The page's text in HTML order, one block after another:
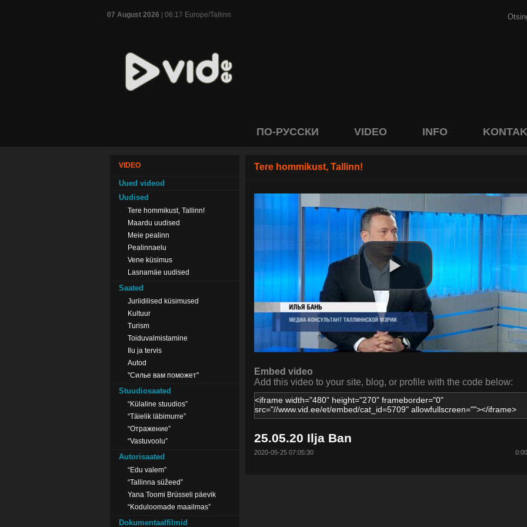
07 August 2026 | 06:17 Europe/Tallinn
ПО-РУССКИ VIDEO INFO
VIDEO
Uued videod
Uudised
Tere hommikust, Tallinn!
Maardu uudised
Meie pealinn
Pealinnaelu
Vene küsimus
Lasnamäe uudised
Saated
Juriidilised küsimused
Kultuur
Turism
Toiduvalmistamine
Ilu ja tervis
Autod
"Силье вам поможет"
Stuudiosaated
“Külaline stuudios”
“Täielik läbimurre”
“Отражение”
“Vastuvoolu”
Autorisaated
“Edu valem”
“Tallinna süžeed”
Yana Toomi Brüsseli päevik
“Koduloomade maailmas”
Dokumentaalfilmid
Tere hommikust, Tallinn!
Embed video
Add this video to your site, blog, or profile with the code below:
25.05.20 Ilja Ban
2020-05-25 07:05:30